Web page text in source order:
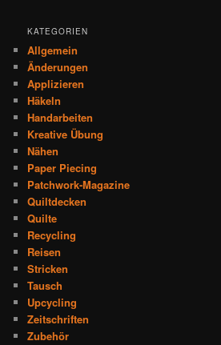
KATEGORIEN
Allgemein
Änderungen
Applizieren
Häkeln
Handarbeiten
Kreative Übung
Nähen
Paper Piecing
Patchwork-Magazine
Quiltdecken
Quilte
Recycling
Reisen
Stricken
Tausch
Upcycling
Zeitschriften
Zubehör